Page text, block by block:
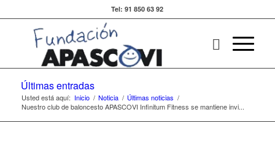
Tel: 91 850 63 92
Últimas entradas
Usted está aquí: Inicio / Noticia / Últimas noticias /
Nuestro club de baloncesto APASCOVI Infinitum Fitness se mantiene invi...